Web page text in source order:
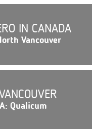
IN CANADA
Vancouver
Qualicum